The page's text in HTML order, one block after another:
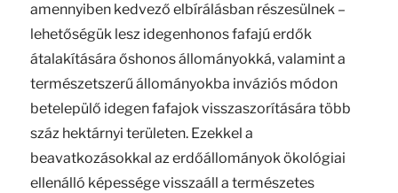
amennyiben kedvező elbírálásban részesülnek –
lehetőségük lesz idegenhonos fafajú erdők
átalakítására őshonos állományokká, valamint a
természetszerű állományokba inváziós módon
betelepülő idegen fafajok visszaszorítására több
száz hektárnyi területen. Ezekkel a
beavatkozásokkal az erdőállományok ökológiai
ellenálló képessége visszaáll a természetes